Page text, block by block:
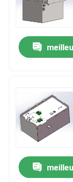
Contrôle de
Contactez-
Batterie au
Batterie au
Batterie au